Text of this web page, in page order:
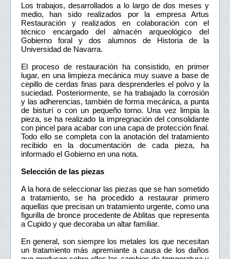
Los trabajos, desarrollados a lo largo de dos meses y
medio, han sido realizados por la empresa Artus
Restauración y realizados en colaboración con el
técnico encargado del almacén arqueológico del
Gobierno foral y dos alumnos de Historia de la
Universidad de Navarra.
El proceso de restauración ha consistido, en primer
lugar, en una limpieza mecánica muy suave a base de
cepillo de cerdas finas para desprenderles el polvo y la
suciedad. Posteriormente, se ha trabajado la corrosión
y las adherencias, también de forma mecánica, a punta
de bisturí o con un pequeño torno. Una vez limpia la
pieza, se ha realizado la impregnación del consolidante
con pincel para acabar con una capa de protección final.
Todo ello se completa con la anotación del tratamiento
recibido en la documentación de cada pieza, ha
informado el Gobierno en una nota.
Selección de las piezas
A la hora de seleccionar las piezas que se han sometido
a tratamiento, se ha procedido a restaurar primero
aquellas que precisan un tratamiento urgente, como una
figurilla de bronce procedente de Ablitas que representa
a Cupido y que decoraba un altar familiar.
En general, son siempre los metales los que necesitan
un tratamiento más apremiante a causa de los daños